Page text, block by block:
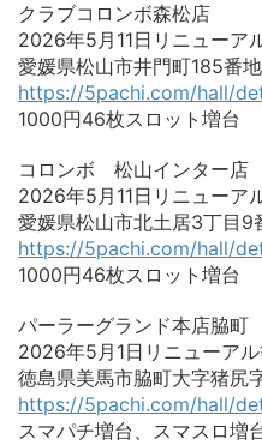
クラブコロンボ森松店
2026年5月11日リニューア
愛媛県松山市井門町185番
https://5pachi.com/hall/
1000円46枚スロット増台
コロンボ 松山インター店
2026年5月11日リニューア
愛媛県松山市北土居3丁目9
https://5pachi.com/hall/
1000円46枚スロット増台
パーラーグランド本店脇町
2026年5月1日リニューア
徳島県美馬市脇町大字猪尻
https://5pachi.com/hall/
スマパチ増台、スマスロ増